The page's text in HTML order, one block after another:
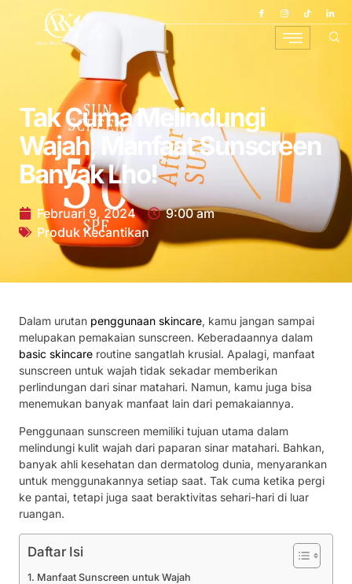
Tak Cuma Melindungi
Wajah, Manfaat Sunscreen
Banyak Lho!
Februari 9, 2024
9:00 am
Produk Kecantikan
Dalam urutan penggunaan skincare, kamu jangan sampai
melupakan pemakaian sunscreen. Keberadaannya dalam
basic skincare routine sangatlah krusial. Apalagi, manfaat
sunscreen untuk wajah tidak sekadar memberikan
perlindungan dari sinar matahari. Namun, kamu juga bisa
menemukan banyak manfaat lain dari pemakaiannya.
Penggunaan sunscreen memiliki tujuan utama dalam
melindungi kulit wajah dari paparan sinar matahari. Bahkan,
banyak ahli kesehatan dan dermatolog dunia, menyarankan
untuk menggunakannya setiap saat. Tak cuma ketika pergi
ke pantai, tetapi juga saat beraktivitas sehari-hari di luar
ruangan.
Daftar Isi
Manfaat Sunscreen untuk Wajah